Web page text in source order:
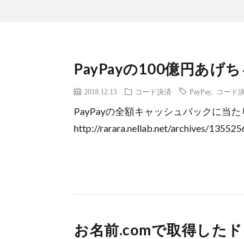
PayPayの100億円あげ
2018.12.13 コード決済 PayPay, コード
PayPayの全額キャッシュバックに当
http://rarara.nellab.net/archives/
お名前.comで取得した